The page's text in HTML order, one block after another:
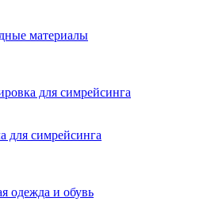
материалы
для симрейсинга
для симрейсинга
одежда и обувь